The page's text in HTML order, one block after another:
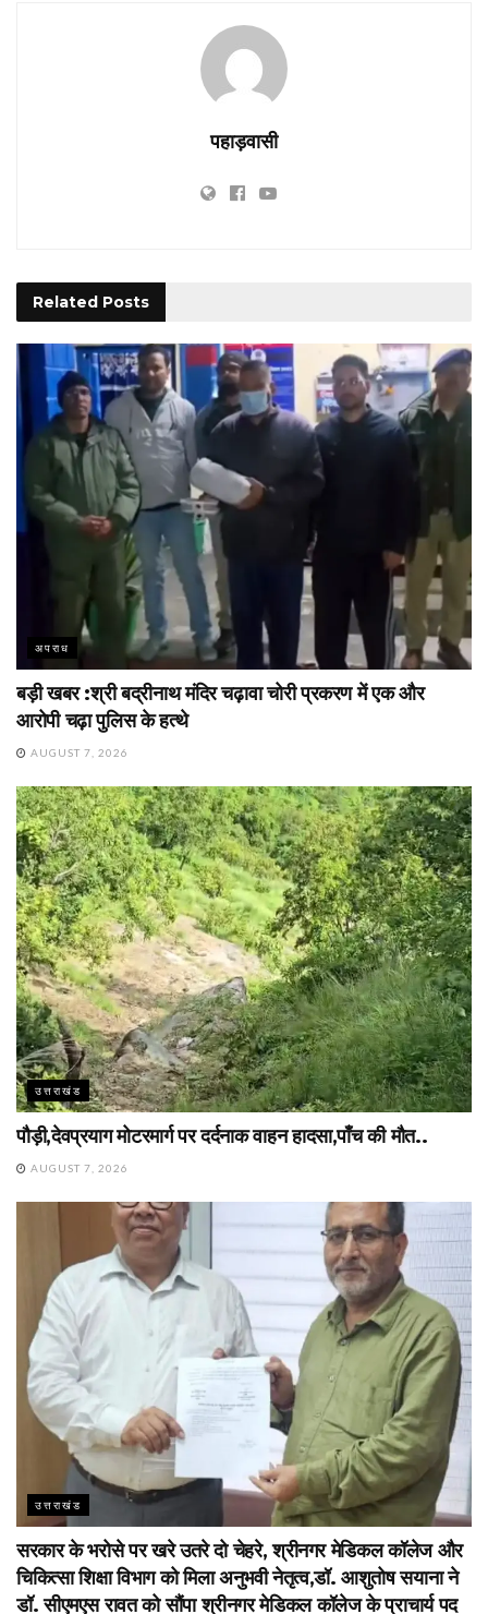
पहाड़वासी
Related Posts
अपराध
बड़ी खबर :श्री बद्रीनाथ मंदिर चढ़ावा चोरी प्रकरण में एक और
आरोपी चढ़ा पुलिस के हत्थे
AUGUST 7, 2026
उत्तराखंड
पौड़ी,देवप्रयाग मोटरमार्ग पर दर्दनाक वाहन हादसा,पाँच की मौत..
AUGUST 7, 2026
उत्तराखंड
सरकार के भरोसे पर खरे उतरे दो चेहरे, श्रीनगर मेडिकल कॉलेज और
चिकित्सा शिक्षा विभाग को मिला अनुभवी नेतृत्व,डॉ. आशुतोष सयाना ने
डॉ. सीएमएस रावत को सौंपा श्रीनगर मेडिकल कॉलेज के प्राचार्य पद